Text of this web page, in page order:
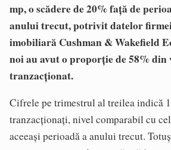
mp, o scădere de 20% față de
anului trecut, potrivit datelor
imobiliară Cushman & Wakefield
noi au avut o proporție de 58%
tranzacționat.
Cifrele pe trimestrul al treilea indică
tranzacționați, nivel comparabil cu
aceeași perioadă a anului trecut.